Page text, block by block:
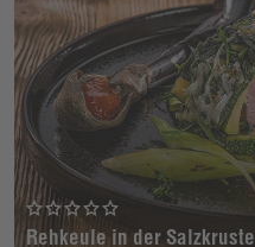
Rehkeule in der Salzkruste